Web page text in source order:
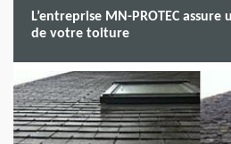
L’entreprise MN-PROTEC
de votre toiture